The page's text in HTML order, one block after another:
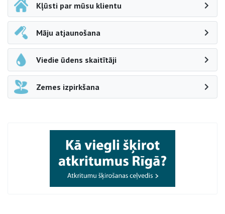
Kļūsti par mūsu klientu
Māju atjaunošana
Viedie ūdens skaitītāji
Zemes izpirkšana